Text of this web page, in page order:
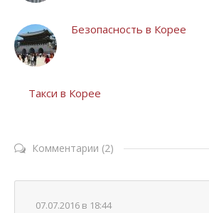
Безопасность в Корее
Такси в Корее
Комментарии (2)
07.07.2016 в 18:44